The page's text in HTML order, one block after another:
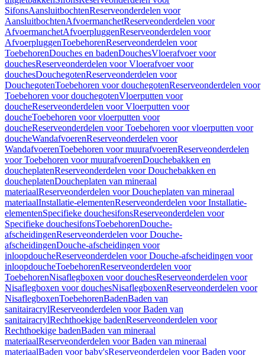
SifonsAansluitbochtenReserveonderdelen voor
AansluitbochtenAfvoermanchetReserveonderdelen voor
AfvoermanchetAfvoerpluggenReserveonderdelen voor
AfvoerpluggenToebehorenReserveonderdelen voor
ToebehorenDouches en badenDouchesVloerafvoer voor
douchesReserveonderdelen voor Vloerafvoer voor
douchesDouchegotenReserveonderdelen voor
DouchegotenToebehoren voor douchegotenReserveonderdelen voor
Toebehoren voor douchegotenVloerputten voor
doucheReserveonderdelen voor Vloerputten voor
doucheToebehoren voor vloerputten voor
doucheReserveonderdelen voor Toebehoren voor vloerputten voor
doucheWandafvoerenReserveonderdelen voor
WandafvoerenToebehoren voor muurafvoerenReserveonderdelen
voor Toebehoren voor muurafvoerenDouchebakken en
doucheplatenReserveonderdelen voor Douchebakken en
doucheplatenDoucheplaten van mineraal
materiaalReserveonderdelen voor Doucheplaten van mineraal
materiaalInstallatie-elementenReserveonderdelen voor Installatie-
elementenSpecifieke douchesifonsReserveonderdelen voor
Specifieke douchesifonsToebehorenDouche-
afscheidingenReserveonderdelen voor Douche-
afscheidingenDouche-afscheidingen voor
inloopdoucheReserveonderdelen voor Douche-afscheidingen voor
inloopdoucheToebehorenReserveonderdelen voor
ToebehorenNisaflegboxen voor douchesReserveonderdelen voor
Nisaflegboxen voor douchesNisaflegboxenReserveonderdelen voor
NisaflegboxenToebehorenBadenBaden van
sanitairacrylReserveonderdelen voor Baden van
sanitairacrylRechthoekige badenReserveonderdelen voor
Rechthoekige badenBaden van mineraal
materiaalReserveonderdelen voor Baden van mineraal
materiaalBaden voor baby'sReserveonderdelen voor Baden voor